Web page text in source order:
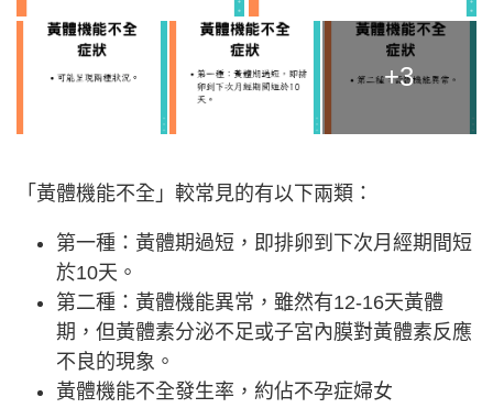
+3
「黃體機能不全」較常見的有以下兩類：
第一種：黃體期過短，即排卵到下次月經期間短
於10天。
第二種：黃體機能異常，雖然有12-16天黃體
期，但黃體素分泌不足或子宮內膜對黃體素反應
不良的現象。
黃體機能不全發生率，約佔不孕症婦女